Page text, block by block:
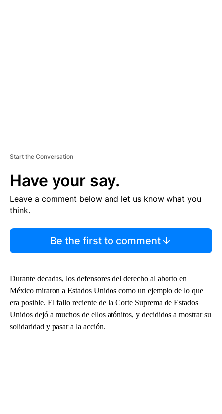
Start the Conversation
Have your say.
Leave a comment below and let us know what you
think.
Be the first to comment
Durante décadas, los defensores del derecho al aborto en
México miraron a Estados Unidos como un ejemplo de lo que
era posible. El fallo reciente de la Corte Suprema de Estados
Unidos dejó a muchos de ellos atónitos, y decididos a mostrar su
solidaridad y pasar a la acción.